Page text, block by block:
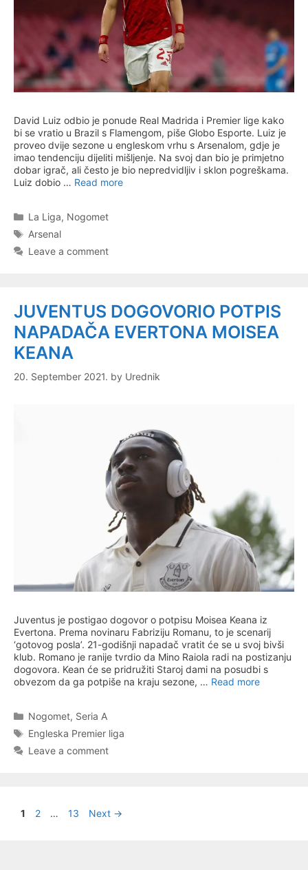
David Luiz odbio je ponude Real Madrida i Premier lige kako
bi se vratio u Brazil s Flamengom, piše Globo Esporte. Luiz je
proveo dvije sezone u engleskom vrhu s Arsenalom, gdje je
imao tendenciju dijeliti mišljenje. Na svoj dan bio je primjetno
dobar igrač, ali često je bio nepredvidljiv i sklon pogreškama.
Luiz dobio … Read more
Categories
La Liga, Nogomet
Tags
Arsenal
Leave a comment
JUVENTUS DOGOVORIO POTPIS
NAPADAČA EVERTONA MOISEA
KEANA
20. September 2021. by Urednik
Juventus je postigao dogovor o potpisu Moisea Keana iz
Evertona. Prema novinaru Fabriziju Romanu, to je scenarij
‘gotovog posla’. 21-godišnji napadač vratit će se u svoj bivši
klub. Romano je ranije tvrdio da Mino Raiola radi na postizanju
dogovora. Kean će se pridružiti Staroj dami na posudbi s
obvezom da ga potpiše na kraju sezone, … Read more
Categories
Nogomet, Seria A
Tags
Engleska Premier liga
Leave a comment
Page
1 Page
2 … Page
13 Next →